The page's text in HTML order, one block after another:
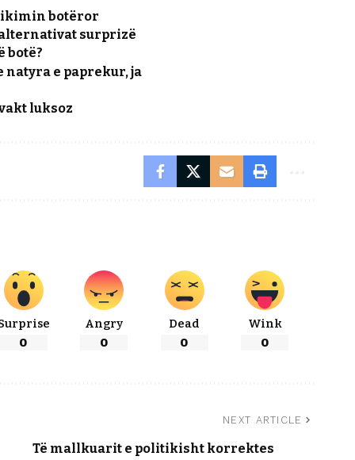
botëror
alternativat surprizë
botë?
e paprekur, ja
luksoz
0
Angry
0
Dead
0
Wink
0
NEXT ARTICLE
Të mallkuarit e politikisht korrektes